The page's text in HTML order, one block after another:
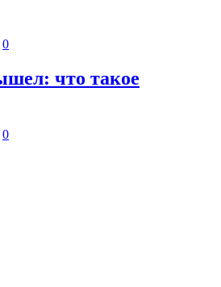
0
что такое
0